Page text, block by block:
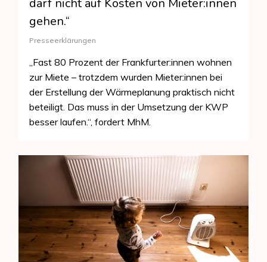
gehen.“
Presseerklärungen
„Fast 80 Prozent der Frankfurter:innen wohnen
zur Miete – trotzdem wurden Mieter:innen bei
der Erstellung der Wärmeplanung praktisch nicht
beteiligt. Das muss in der Umsetzung der KWP
besser laufen.“, fordert MhM.